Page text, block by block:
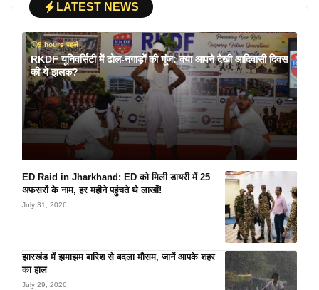
LATEST NEWS
9 hours पहले
RKDF यूनिवर्सिटी में ढोल-नगाड़ों की गूंज: क्या आपने देखी आदिवासी दिवस
की ये झलक?
ED Raid in Jharkhand: ED को मिली डायरी में 25
अफसरों के नाम, हर महीने पहुंचते थे लाखों!
July 31, 2026
झारखंड में झमाझम बारिश से बदला मौसम, जानें आपके शहर
का हाल
July 29, 2026